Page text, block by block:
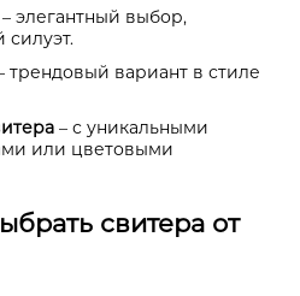
– элегантный выбор,
трендовый вариант в стиле
– с уникальными
или цветовыми
свитера от